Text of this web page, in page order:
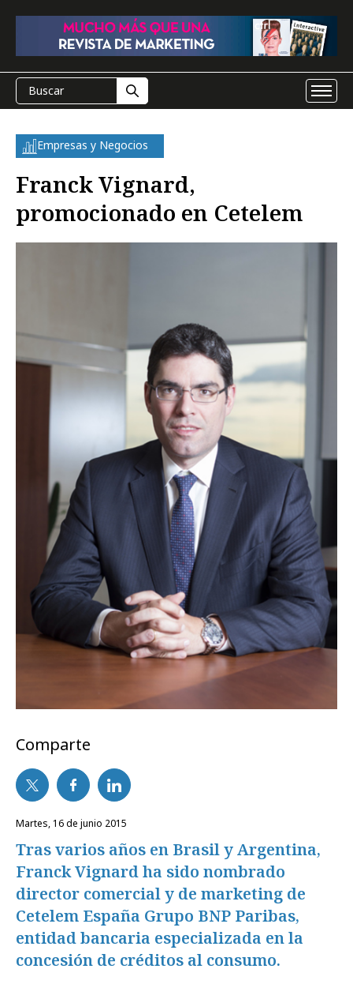
Empresas y Negocios
Franck Vignard,
promocionado en Cetelem
Comparte
martes, 16 de junio 2015
Tras varios años en Brasil y Argentina,
Franck Vignard ha sido nombrado
director comercial y de marketing de
Cetelem España Grupo BNP Paribas,
entidad bancaria especializada en la
concesión de créditos al consumo.